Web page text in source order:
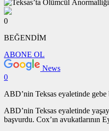
0
BEĞENDİM
ABONE OL
News
0
ABD’nin Teksas eyaletinde gebe
ABD’nin Teksas eyaletinde
başvurdu. Cox’ın avukatlarının